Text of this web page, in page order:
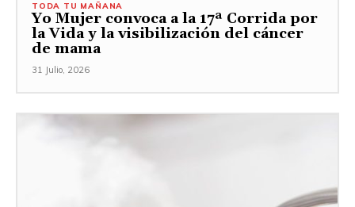
TODA TU MAÑANA
Yo Mujer convoca a la 17ª Corrida por
la Vida y la visibilización del cáncer
de mama
31 Julio, 2026